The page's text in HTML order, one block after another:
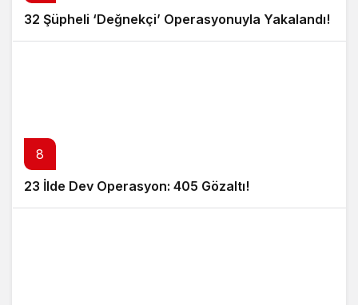
32 Şüpheli ‘Değnekçi’ Operasyonuyla Yakalandı!
8
23 İlde Dev Operasyon: 405 Gözaltı!